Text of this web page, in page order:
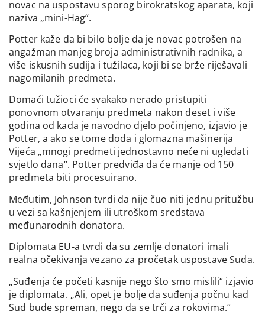
novac na uspostavu sporog birokratskog aparata, koji
naziva „mini-Hag“.
Potter kaže da bi bilo bolje da je novac potrošen na
angažman manjeg broja administrativnih radnika, a
više iskusnih sudija i tužilaca, koji bi se brže riješavali
nagomilanih predmeta.
Domaći tužioci će svakako nerado pristupiti
ponovnom otvaranju predmeta nakon deset i više
godina od kada je navodno djelo počinjeno, izjavio je
Potter, a ako se tome doda i glomazna mašinerija
Vijeća „mnogi predmeti jednostavno neće ni ugledati
svjetlo dana“. Potter predviđa da će manje od 150
predmeta biti procesuirano.
Međutim, Johnson tvrdi da nije čuo niti jednu pritužbu
u vezi sa kašnjenjem ili utroškom sredstava
međunarodnih donatora.
Diplomata EU-a tvrdi da su zemlje donatori imali
realna očekivanja vezano za pročetak uspostave Suda.
„Suđenja će početi kasnije nego što smo mislili“ izjavio
je diplomata. „Ali, opet je bolje da suđenja počnu kad
Sud bude spreman, nego da se trči za rokovima.“